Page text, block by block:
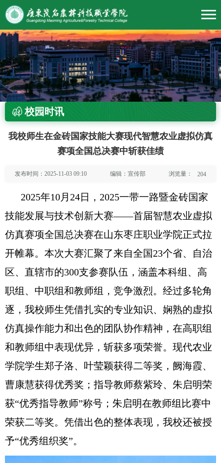
校园时讯
我校师生在金砖国家技能大赛现代智慧农业虚拟仿真
赛项全国总决赛中斩获佳绩
发布时间：2025-11-03 09:10 编辑：宣传部 浏览量： 204
2025年10月24日，2025一带一路暨金砖国家
技能发展与技术创新大赛——首届智慧农业虚拟
仿真赛项全国总决赛在山东枣庄职业学院正式拉
开帷幕。本次大赛汇聚了来自全国23个省、自治
区、直辖市的300支参赛队伍，涵盖本科组、高
职组、中职组和教师组，竞争激烈。经过多轮角
逐，我校师生凭借扎实的专业知识、娴熟的虚拟
仿真操作能力和出色的团队协作精神，在高职组
和教师组中表现优异，斩获多项荣誉。现代农业
学院学生郑子洛、叶莹颖获得二等奖，阙海霞、
曹康慧获得优秀奖；指导教师蔡紫玲、朱启明荣
获“优秀指导教师”称号；朱启明在教师组比赛中
荣获二等奖。凭借出色的整体表现，我校还被授
予“优秀组织奖”。